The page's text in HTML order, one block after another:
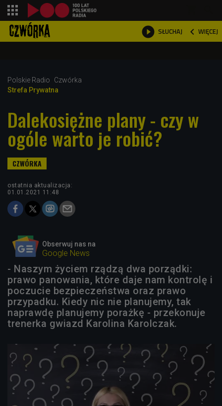
 SŁUCHAJ  WIĘCEJ

Polskie Radio
Czwórka
Strefa Prywatna
Dalekosiężne plany - czy w
ogóle warto je robić?
ostatnia aktualizacja:
01.01.2021 11:48
Obserwuj nas na
Google News
- Naszym życiem rządzą dwa porządki:
prawo panowania, które daje nam kontrolę i
poczucie bezpieczeństwa oraz prawo
przypadku. Kiedy nic nie planujemy, tak
naprawdę planujemy porażkę - przekonuje
trenerka gwiazd Karolina Karolczak.